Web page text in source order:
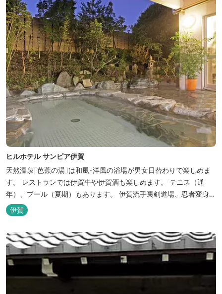
ヒルホテル サンピア伊賀
天然温泉｢芭蕉の湯｣は和風･洋風の浴場が男女日替わりで楽しめま
す。 レストランでは伊賀牛や伊賀酒も楽しめます。 テニス（通
年）、プール（夏期）もあります。 伊賀流手裏剣道場、忍者変身処
を常設しております。 ★ＨＰが新しくなりました！
http://www.hh-sunpia-iga.co.jp ※日替わりランチ、日替わり薬湯
などがタイムリーにチェックできます。
伊賀